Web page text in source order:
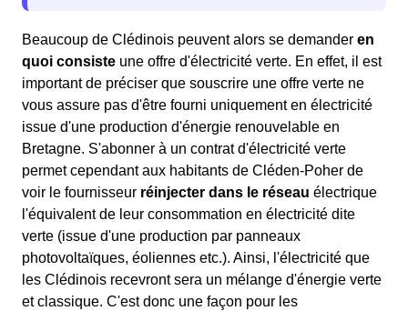
Beaucoup de Clédinois peuvent alors se demander en
quoi consiste une offre d'électricité verte. En effet, il est
important de préciser que souscrire une offre verte ne
vous assure pas d'être fourni uniquement en électricité
issue d'une production d'énergie renouvelable en
Bretagne. S'abonner à un contrat d'électricité verte
permet cependant aux habitants de Cléden-Poher de
voir le fournisseur réinjecter dans le réseau électrique
l'équivalent de leur consommation en électricité dite
verte (issue d'une production par panneaux
photovoltaïques, éoliennes etc.). Ainsi, l'électricité que
les Clédinois recevront sera un mélange d'énergie verte
et classique. C'est donc une façon pour les